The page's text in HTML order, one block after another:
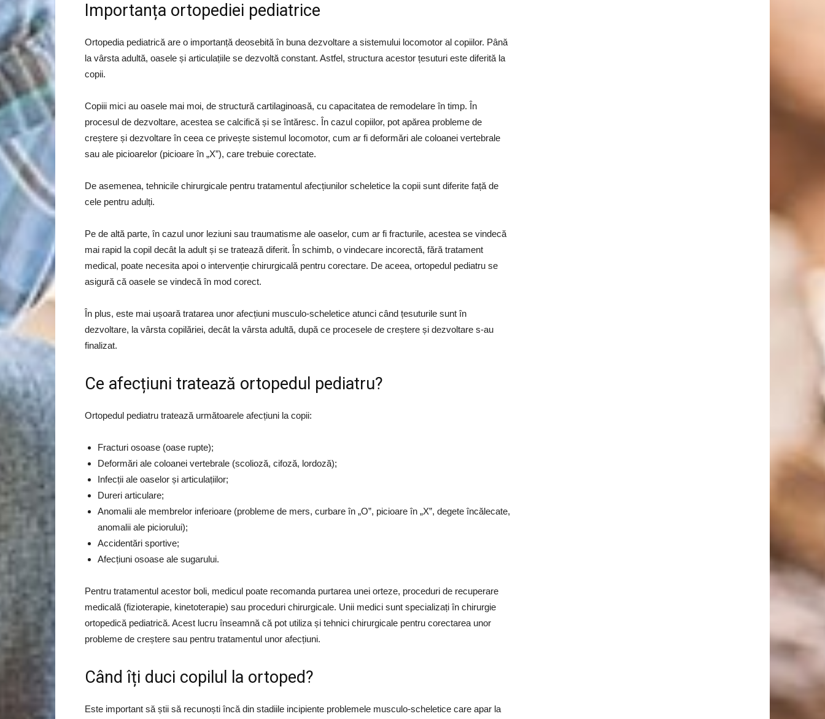
Importanța ortopediei pediatrice
Ortopedia pediatrică are o importanță deosebită în buna dezvoltare a sistemului locomotor al copiilor. Până
la vârsta adultă, oasele și articulațiile se dezvoltă constant. Astfel, structura acestor țesuturi este diferită la
copii.
Copiii mici au oasele mai moi, de structură cartilaginoasă, cu capacitatea de remodelare în timp. În
procesul de dezvoltare, acestea se calcifică și se întăresc. În cazul copiilor, pot apărea probleme de
creștere și dezvoltare în ceea ce privește sistemul locomotor, cum ar fi deformări ale coloanei vertebrale
sau ale picioarelor (picioare în „X”), care trebuie corectate.
De asemenea, tehnicile chirurgicale pentru tratamentul afecțiunilor scheletice la copii sunt diferite față de
cele pentru adulți.
Pe de altă parte, în cazul unor leziuni sau traumatisme ale oaselor, cum ar fi fracturile, acestea se vindecă
mai rapid la copil decât la adult și se tratează diferit. În schimb, o vindecare incorectă, fără tratament
medical, poate necesita apoi o intervenție chirurgicală pentru corectare. De aceea, ortopedul pediatru se
asigură că oasele se vindecă în mod corect.
În plus, este mai ușoară tratarea unor afecțiuni musculo-scheletice atunci când țesuturile sunt în
dezvoltare, la vârsta copilăriei, decât la vârsta adultă, după ce procesele de creștere și dezvoltare s-au
finalizat.
Ce afecțiuni tratează ortopedul pediatru?
Ortopedul pediatru tratează următoarele afecțiuni la copii:
Fracturi osoase (oase rupte);
Deformări ale coloanei vertebrale (scolioză, cifoză, lordoză);
Infecții ale oaselor și articulațiilor;
Dureri articulare;
Anomalii ale membrelor inferioare (probleme de mers, curbare în „O”, picioare în „X”, degete încălecate,
anomalii ale piciorului);
Accidentări sportive;
Afecțiuni osoase ale sugarului.
Pentru tratamentul acestor boli, medicul poate recomanda purtarea unei orteze, proceduri de recuperare
medicală (fizioterapie, kinetoterapie) sau proceduri chirurgicale. Unii medici sunt specializați în chirurgie
ortopedică pediatrică. Acest lucru înseamnă că pot utiliza și tehnici chirurgicale pentru corectarea unor
probleme de creștere sau pentru tratamentul unor afecțiuni.
Când îți duci copilul la ortoped?
Este important să știi să recunoști încă din stadiile incipiente problemele musculo-scheletice care apar la